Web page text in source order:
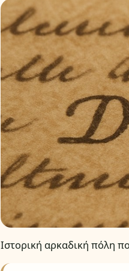
Ιστορική αρκαδική πόλη